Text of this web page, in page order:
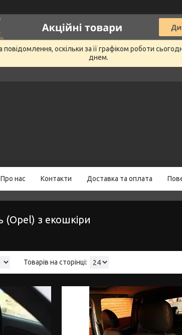
оскільки за її графіком роботи
днем.
Про нас Контакти Доставка та оплата
(Opel) з екошкіри